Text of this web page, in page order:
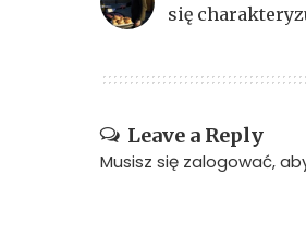
się
Leave a Reply
Musisz się zalogować,